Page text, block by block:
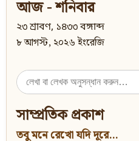
আজ - শনিবার
২৩ শ্রাবণ, ১৪৩৩ বঙ্গাব্দ
৮ আগস্ট, ২০২৬ ইংরেজি
Search
for:
সাম্প্রতিক প্রকাশ
তবু মনে রেখো যদি দূরে...